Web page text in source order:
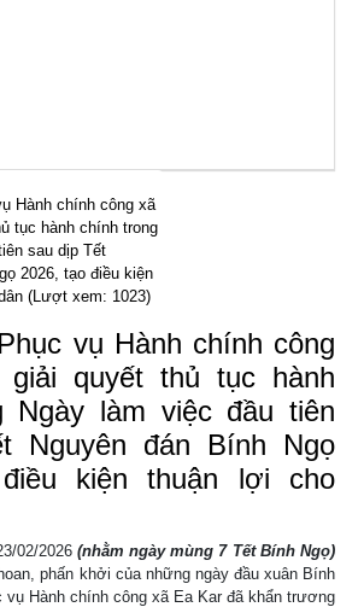
Hành chính công xã
tục hành chính trong
sau dịp Tết
2026, tạo điều kiện
(Lượt xem: 1023)
vụ Hành chính công
quyết thủ tục hành
Ngày làm việc đầu tiên
Nguyên đán Bính Ngọ
kiện thuận lợi cho
02/2026(nhằm ngày mùng 7 Tết Bính Ngọ)
phấn khởi của những ngày đầu xuân Bính
vụ Hành chính công xã Ea Kar đã khẩn trương